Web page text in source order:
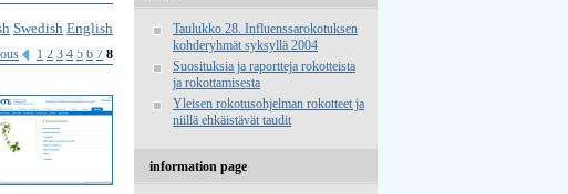
Swedish English
1 2 3 4 5 6 7 8
Taulukko 28. Influenssarokotuksen
kohderyhmät syksyllä 2004
Suosituksia ja raportteja rokotteista
ja rokottamisesta
Yleisen rokotusohjelman rokotteet ja
niillä ehkäistävät taudit
information page